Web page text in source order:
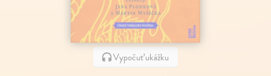
Vypočuť ukážku